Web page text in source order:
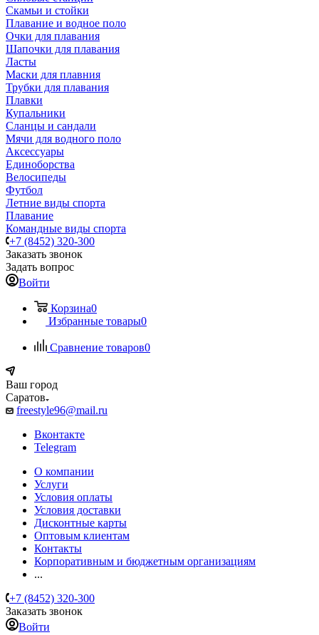
Скамьи и стойки
Плавание и водное поло
Очки для плавания
Шапочки для плавания
Ласты
Маски для плавния
Трубки для плавания
Плавки
Купальники
Сланцы и сандали
Мячи для водного поло
Аксессуары
Единоборства
Велосипеды
Футбол
Летние виды спорта
Плавание
Командные виды спорта
+7 (8452) 320-300
Заказать звонок
Задать вопрос
Войти
Корзина0
Избранные товары0
Сравнение товаров0
Ваш город
Саратов
freestyle96@mail.ru
Вконтакте
Telegram
О компании
Услуги
Условия оплаты
Условия доставки
Дисконтные карты
Оптовым клиентам
Контакты
Корпоративным и бюджетным организациям
...
+7 (8452) 320-300
Заказать звонок
Войти